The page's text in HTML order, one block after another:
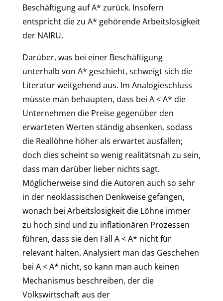
Beschäftigung auf A* zurück. Insofern
entspricht die zu A* gehörende Arbeitslosigkeit
der NAIRU.
Darüber, was bei einer Beschäftigung
unterhalb von A* geschieht, schweigt sich die
Literatur weitgehend aus. Im Analogieschluss
müsste man behaupten, dass bei A < A* die
Unternehmen die Preise gegenüber den
erwarteten Werten ständig absenken, sodass
die Reallöhne höher als erwartet ausfallen;
doch dies scheint so wenig realitätsnah zu sein,
dass man darüber lieber nichts sagt.
Möglicherweise sind die Autoren auch so sehr
in der neoklassischen Denkweise gefangen,
wonach bei Arbeitslosigkeit die Löhne immer
zu hoch sind und zu inflationären Prozessen
führen, dass sie den Fall A < A* nicht für
relevant halten. Analysiert man das Geschehen
bei A < A* nicht, so kann man auch keinen
Mechanismus beschreiben, der die
Volkswirtschaft aus der